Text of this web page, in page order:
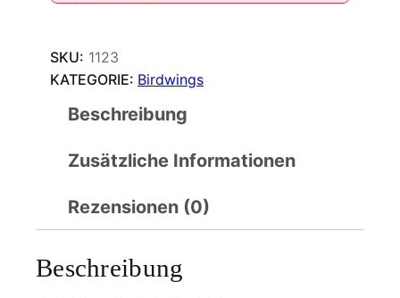
SKU: 1123
KATEGORIE: Birdwings
Beschreibung
Zusätzliche Informationen
Rezensionen (0)
Beschreibung